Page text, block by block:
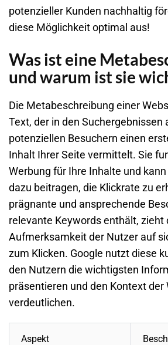
potenzieller Kunden nachhaltig
diese Möglichkeit optimal aus!
Was ist eine
und warum ist sie
Die Metabeschreibung einer
Text, der in den Suchergebnissen
potenziellen Besuchern einen
Inhalt Ihrer Seite vermittelt. Sie
Werbung für Ihre Inhalte und
dazu beitragen, die Klickrate zu
prägnante und ansprechende
relevante Keywords enthält, zieht
Aufmerksamkeit der Nutzer auf
zum Klicken. Google nutzt diese
den Nutzern die wichtigsten
präsentieren und den Kontext der
verdeutlichen.
Aspekt